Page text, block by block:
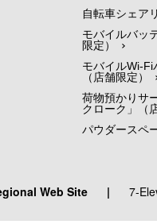
自転車シェア
モバイルバッ
限定）
モバイルWi-Fi
（店舗限定）
荷物預かりサ
クローク」（
パウダースペ
Web Site |